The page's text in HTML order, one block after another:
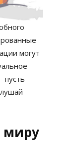
могут
пусть
миру